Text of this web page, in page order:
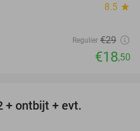
8.5 star
Regulier €29
€18,50
+ ontbijt + evt.